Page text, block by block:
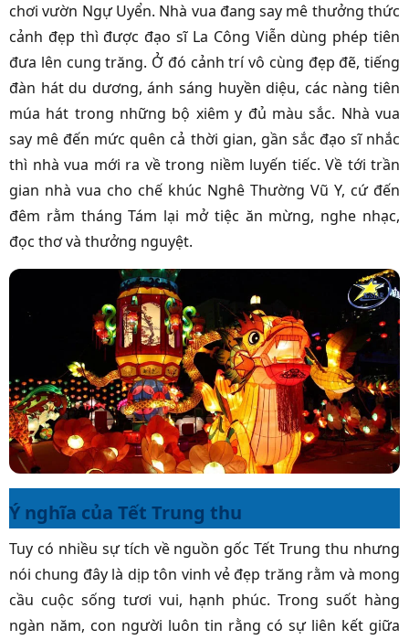
chơi vườn Ngự Uyển. Nhà vua đang say mê thưởng thức
cảnh đẹp thì được đạo sĩ La Công Viễn dùng phép tiên
đưa lên cung trăng. Ở đó cảnh trí vô cùng đẹp đẽ, tiếng
đàn hát du dương, ánh sáng huyền diệu, các nàng tiên
múa hát trong những bộ xiêm y đủ màu sắc. Nhà vua
say mê đến mức quên cả thời gian, gần sắc đạo sĩ nhắc
thì nhà vua mới ra về trong niềm luyến tiếc. Về tới trần
gian nhà vua cho chế khúc Nghê Thường Vũ Y, cứ đến
đêm rằm tháng Tám lại mở tiệc ăn mừng, nghe nhạc,
đọc thơ và thưởng nguyệt.
Ý nghĩa của Tết Trung thu
Tuy có nhiều sự tích về nguồn gốc Tết Trung thu nhưng
nói chung đây là dịp tôn vinh vẻ đẹp trăng rằm và mong
cầu cuộc sống tươi vui, hạnh phúc. Trong suốt hàng
ngàn năm, con người luôn tin rằng có sự liên kết giữa